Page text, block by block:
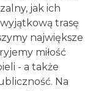
jak ich
trasę
największe
miłość
- a także
Na